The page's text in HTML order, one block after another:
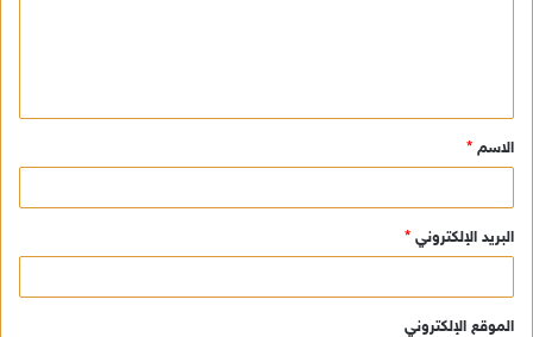
ق
*
الاسم *
البريد الإلكتروني *
الموقع الإلكتروني